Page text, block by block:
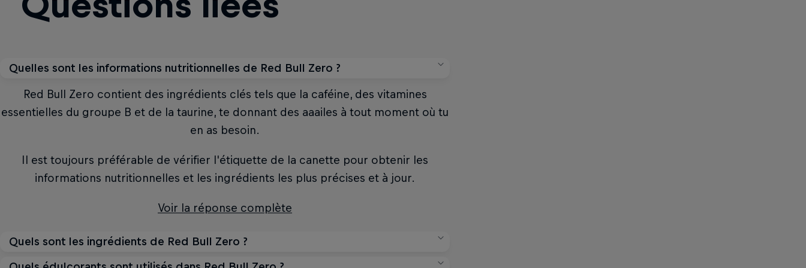
Quelles sont les informations nutritionnelles de Red Bull Zero ?
Red Bull Zero contient des ingrédients clés tels que la caféine, des vitamines
essentielles du groupe B et de la taurine, te donnant des aaailes à tout moment où tu
en as besoin.
Il est toujours préférable de vérifier l'étiquette de la canette pour obtenir les
informations nutritionnelles et les ingrédients les plus précises et à jour.
Voir la réponse complète
Quels sont les ingrédients de Red Bull Zero ?